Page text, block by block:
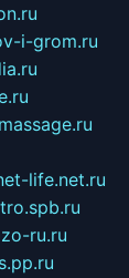
i-grom.ru
life.net.ru
ru.ru